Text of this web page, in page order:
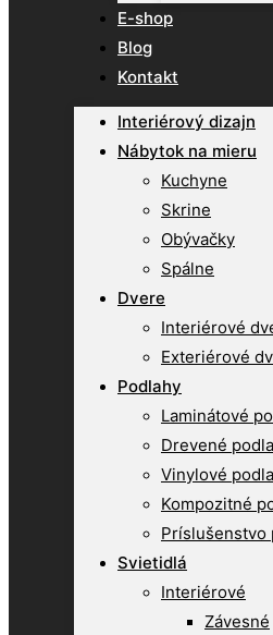
E-shop
Blog
Kontakt
Interiérový dizajn
Nábytok na mieru
Kuchyne
Skrine
Obývačky
Spálne
Dvere
Interiérové
Exteriérové
Podlahy
Laminátové
Drevené
Vinylové
Kompozitné
Príslušenstvo
Svietidlá
Interiérové
Závesné